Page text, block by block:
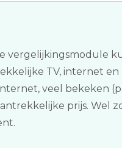
TV, internet
veel bekeken
prijs. Wel